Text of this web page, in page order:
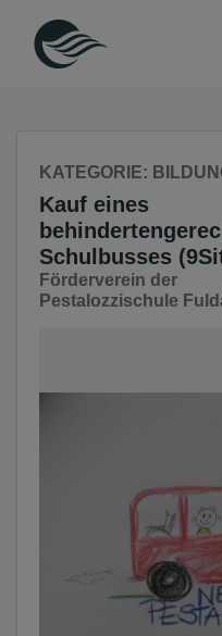
Seite
Klicken Sie, um die
KATEGORIE:
Kauf eines
Schulbusses
Förderverein der
Pestalozzischule